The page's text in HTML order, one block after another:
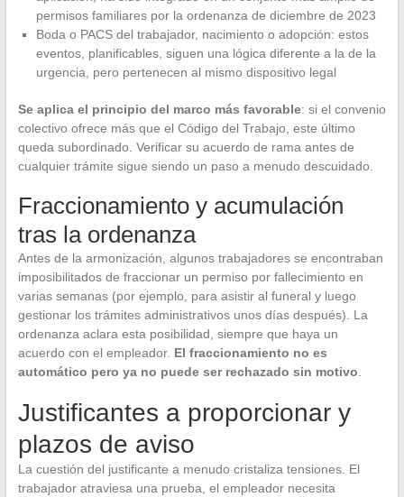
permisos familiares por la ordenanza de diciembre de 2023
Boda o PACS del trabajador, nacimiento o adopción: estos
eventos, planificables, siguen una lógica diferente a la de la
urgencia, pero pertenecen al mismo dispositivo legal
Se aplica el principio del marco más favorable: si el convenio
colectivo ofrece más que el Código del Trabajo, este último
queda subordinado. Verificar su acuerdo de rama antes de
cualquier trámite sigue siendo un paso a menudo descuidado.
Fraccionamiento y acumulación
tras la ordenanza
Antes de la armonización, algunos trabajadores se encontraban
imposibilitados de fraccionar un permiso por fallecimiento en
varias semanas (por ejemplo, para asistir al funeral y luego
gestionar los trámites administrativos unos días después). La
ordenanza aclara esta posibilidad, siempre que haya un
acuerdo con el empleador. El fraccionamiento no es
automático pero ya no puede ser rechazado sin motivo
Justificantes a proporcionar y
plazos de aviso
La cuestión del justificante a menudo cristaliza tensiones. El
trabajador atraviesa una prueba, el empleador necesita